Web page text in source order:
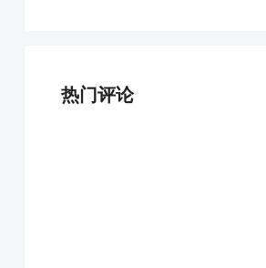
热门评论